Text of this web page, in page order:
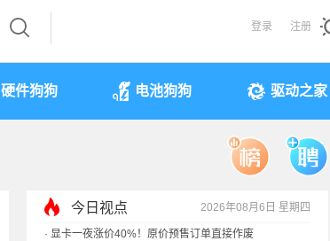
登录 注册
硬件狗狗 电池狗狗 驱动之家
今日视点 2026年08月6日 星期四
· 显卡一夜涨价40%！原价预售订单直接作废